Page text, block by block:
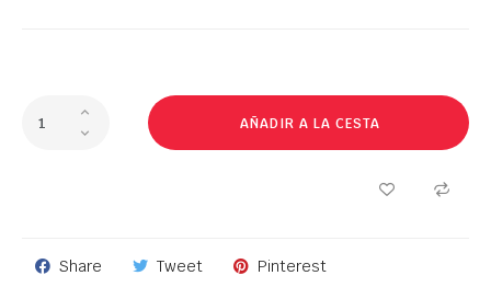
AÑADIR A LA CESTA
Share Tweet Pinterest